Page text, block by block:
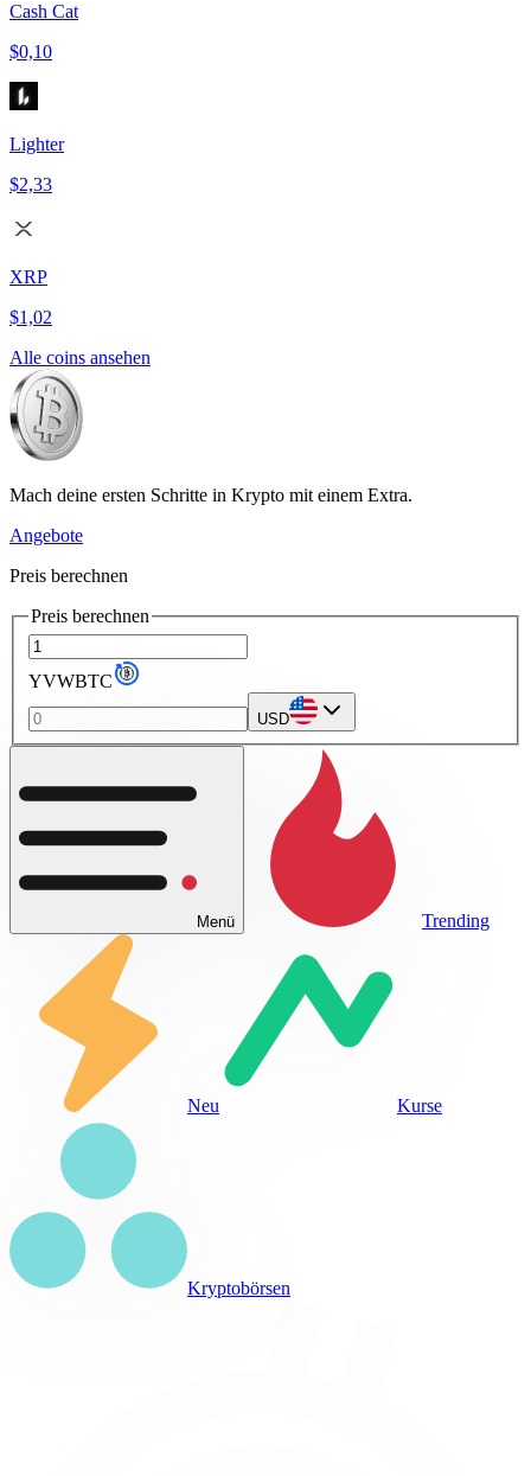
Cash Cat
$0,10
Lighter
$2,33
XRP
$1,02
Alle coins ansehen
Mach deine ersten Schritte in Krypto mit einem Extra.
Angebote
Preis berechnen
Preis berechnen
YVWBTC
USD
Menü Trending
Neu Kurse
Kryptobörsen